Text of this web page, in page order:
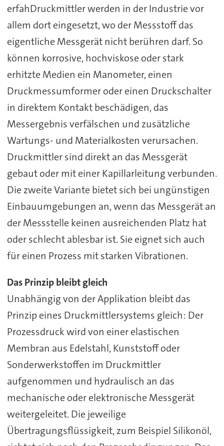
erfahDruckmittler werden in der Industrie vor
allem dort eingesetzt, wo der Messstoff das
eigentliche Messgerät nicht berühren darf. So
können korrosive, hochviskose oder stark
erhitzte Medien ein Manometer, einen
Druckmessumformer oder einen Druckschalter
in direktem Kontakt beschädigen, das
Messergebnis verfälschen und zusätzliche
Wartungs- und Materialkosten verursachen.
Druckmittler sind direkt an das Messgerät
gebaut oder mit einer Kapillarleitung verbunden.
Die zweite Variante bietet sich bei ungünstigen
Einbauumgebungen an, wenn das Messgerät an
der Messstelle keinen ausreichenden Platz hat
oder schlecht ablesbar ist. Sie eignet sich auch
für einen Prozess mit starken Vibrationen.
Das Prinzip bleibt gleich
Unabhängig von der Applikation bleibt das
Prinzip eines Druckmittlersystems gleich: Der
Prozessdruck wird von einer elastischen
Membran aus Edelstahl, Kunststoff oder
Sonderwerkstoffen im Druckmittler
aufgenommen und hydraulisch an das
mechanische oder elektronische Messgerät
weitergeleitet. Die jeweilige
Übertragungsflüssigkeit, zum Beispiel Silikonöl,